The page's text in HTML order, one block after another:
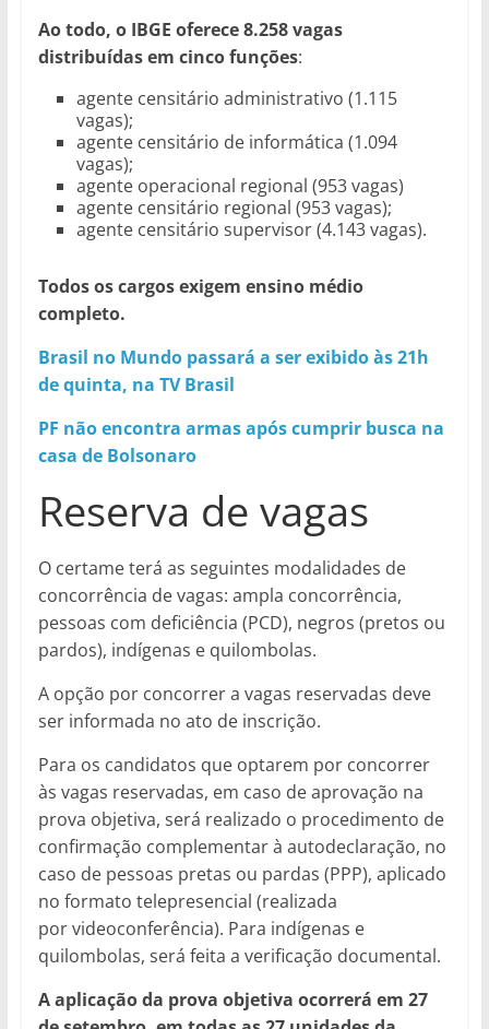
Ao todo, o IBGE oferece 8.258 vagas
distribuídas em cinco funções:
agente censitário administrativo (1.115
vagas);
agente censitário de informática (1.094
vagas);
agente operacional regional (953 vagas)
agente censitário regional (953 vagas);
agente censitário supervisor (4.143 vagas).
Todos os cargos exigem ensino médio
completo.
Brasil no Mundo passará a ser exibido às 21h
de quinta, na TV Brasil
PF não encontra armas após cumprir busca na
casa de Bolsonaro
Reserva de vagas
O certame terá as seguintes modalidades de
concorrência de vagas: ampla concorrência,
pessoas com deficiência (PCD), negros (pretos ou
pardos), indígenas e quilombolas.
A opção por concorrer a vagas reservadas deve
ser informada no ato de inscrição.
Para os candidatos que optarem por concorrer
às vagas reservadas, em caso de aprovação na
prova objetiva, será realizado o procedimento de
confirmação complementar à autodeclaração, no
caso de pessoas pretas ou pardas (PPP), aplicado
no formato telepresencial (realizada
por videoconferência). Para indígenas e
quilombolas, será feita a verificação documental.
A aplicação da prova objetiva ocorrerá em 27